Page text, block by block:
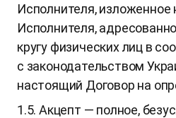
Исполнителя, изложенное
Исполнителя,
кругу физических лиц в
с законодательством
настоящий Договор на
1.5. Акцепт — полное,